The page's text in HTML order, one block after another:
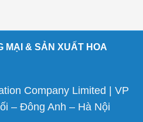
MẠI & SẢN XUẤT HOA
Company Limited | VP
– Đông Anh – Hà Nội